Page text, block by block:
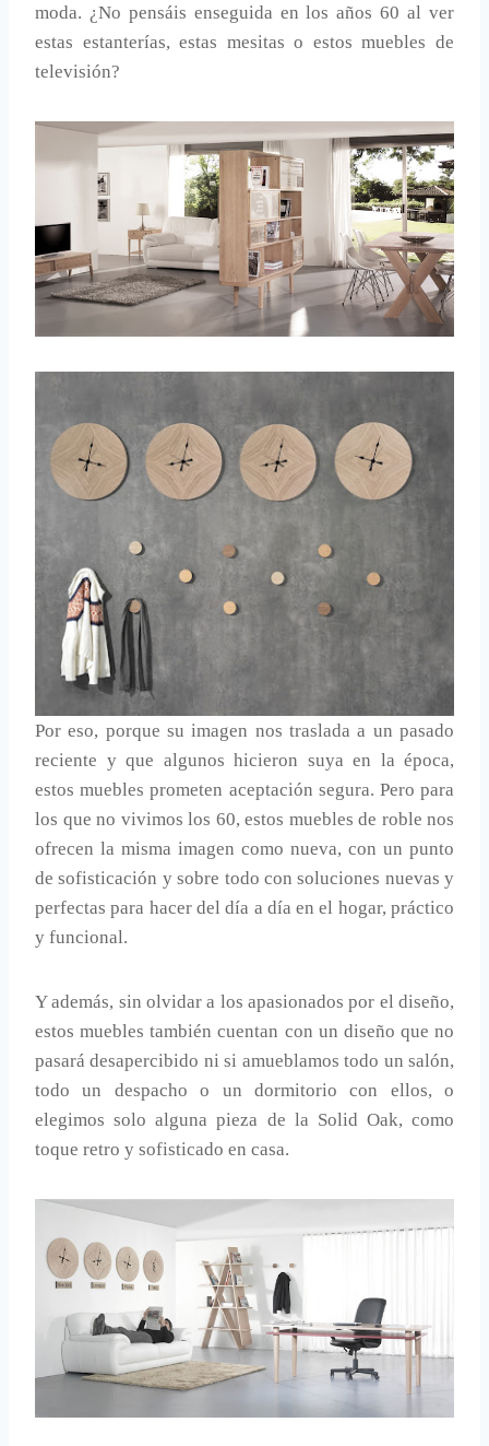
moda. ¿No pensáis enseguida en los años 60 al ver
estas estanterías, estas mesitas o estos muebles de
televisión?
Por eso, porque su imagen nos traslada a un pasado
reciente y que algunos hicieron suya en la época,
estos muebles prometen aceptación segura. Pero para
los que no vivimos los 60, estos muebles de roble nos
ofrecen la misma imagen como nueva, con un punto
de sofisticación y sobre todo con soluciones nuevas y
perfectas para hacer del día a día en el hogar, práctico
y funcional.
Y además, sin olvidar a los apasionados por el diseño,
estos muebles también cuentan con un diseño que no
pasará desapercibido ni si amueblamos todo un salón,
todo un despacho o un dormitorio con ellos, o
elegimos solo alguna pieza de la Solid Oak, como
toque retro y sofisticado en casa.